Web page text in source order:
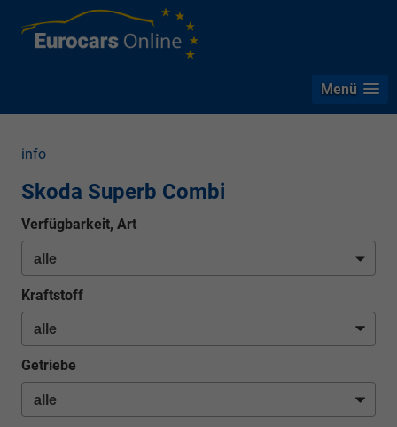
Menü
info
Skoda Superb Combi
Verfügbarkeit, Art
Kraftstoff
Getriebe